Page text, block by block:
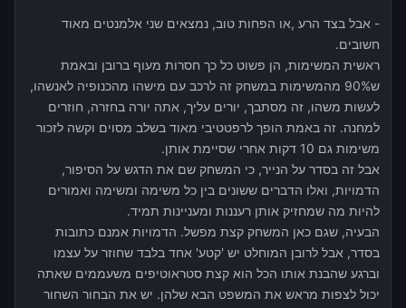
- אבל בצד הרע ,או הפחות טוב, נמצאים שני אלמנטים מאוד
חשובים.
ראשית המשימות, הן פשוט כל כך חסרות מעוף ברובן ובאמת
ש90% מהמשימות במשחק זה לרכב עם מישהו מהכנופיה לאנשהו,
לעשות משהו, זה מסתבך, יורים עליך, אתה יורה בחזרה, חוזרים
למחנה. זה באמת הופך לרפטטיבי מאוד בשלב מסוים וקשה לזכור
משימות גם 10 דקות אחרי שסיימת אותן.
אבל זה בסדר על הנייר, כי המשחק שם את הדגש על הסיפור,
הדמויות, ואלו הדברים ששונים בין כל משימה ומשימה ואמורים
להיות מה שמחזיק אותן רעננות ומעניינות תמיד.
הבעיה, שגם כאן המשחק קצת מפשל. הדמויות אמנם כתובות
בסדר, אבל לרובן המוחלט יש 'קטע' אחד בלבד שחוזר על עצמו
וברגע שהבנת אותו הכל הוא קצת סטראוטיפים משעממים שאתה
יכול לצפות מראש את המשפט הבא שלהן. יש את הבחור השחור